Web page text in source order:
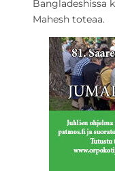
Bangladeshissa
Mahesh toteaa.